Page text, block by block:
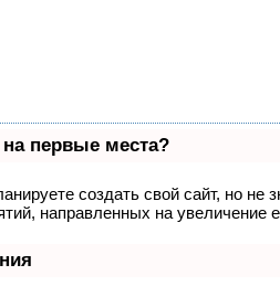
на первые места?
создать свой сайт, но не
направленных на увеличение